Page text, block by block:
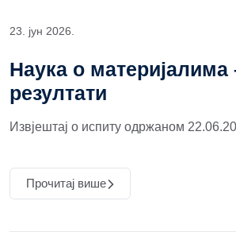
23. јун 2026.
Наука о материјалима
резултати
Извјештај о испиту одржаном
Прочитај више